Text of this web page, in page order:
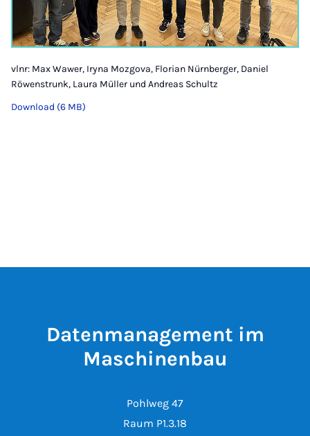
vlnr: Max Wawer, Iryna Mozgova, Florian Nürnberger, Daniel
Röwenstrunk, Laura Müller und Andreas Schultz
Download (6 MB)
Datenmanagement im
Maschinenbau
Pohlweg 47
Raum P1.3.18